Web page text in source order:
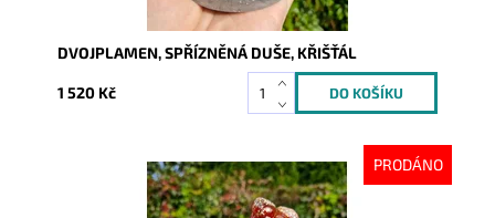
DVOJPLAMEN, SPŘÍZNĚNÁ DUŠE, KŘIŠŤÁL
1 520 Kč
PRODÁNO
Vyprodáno